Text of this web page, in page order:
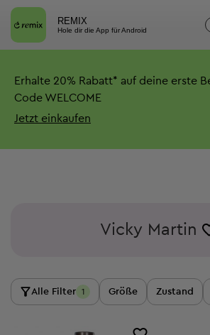
REMIX
Hole dir die App für Android
Erhalte 20% Rabatt* auf deine erste
Code WELCOME
Jetzt einkaufen
Vicky Martin
Alle Filter 1 Größe Zustand